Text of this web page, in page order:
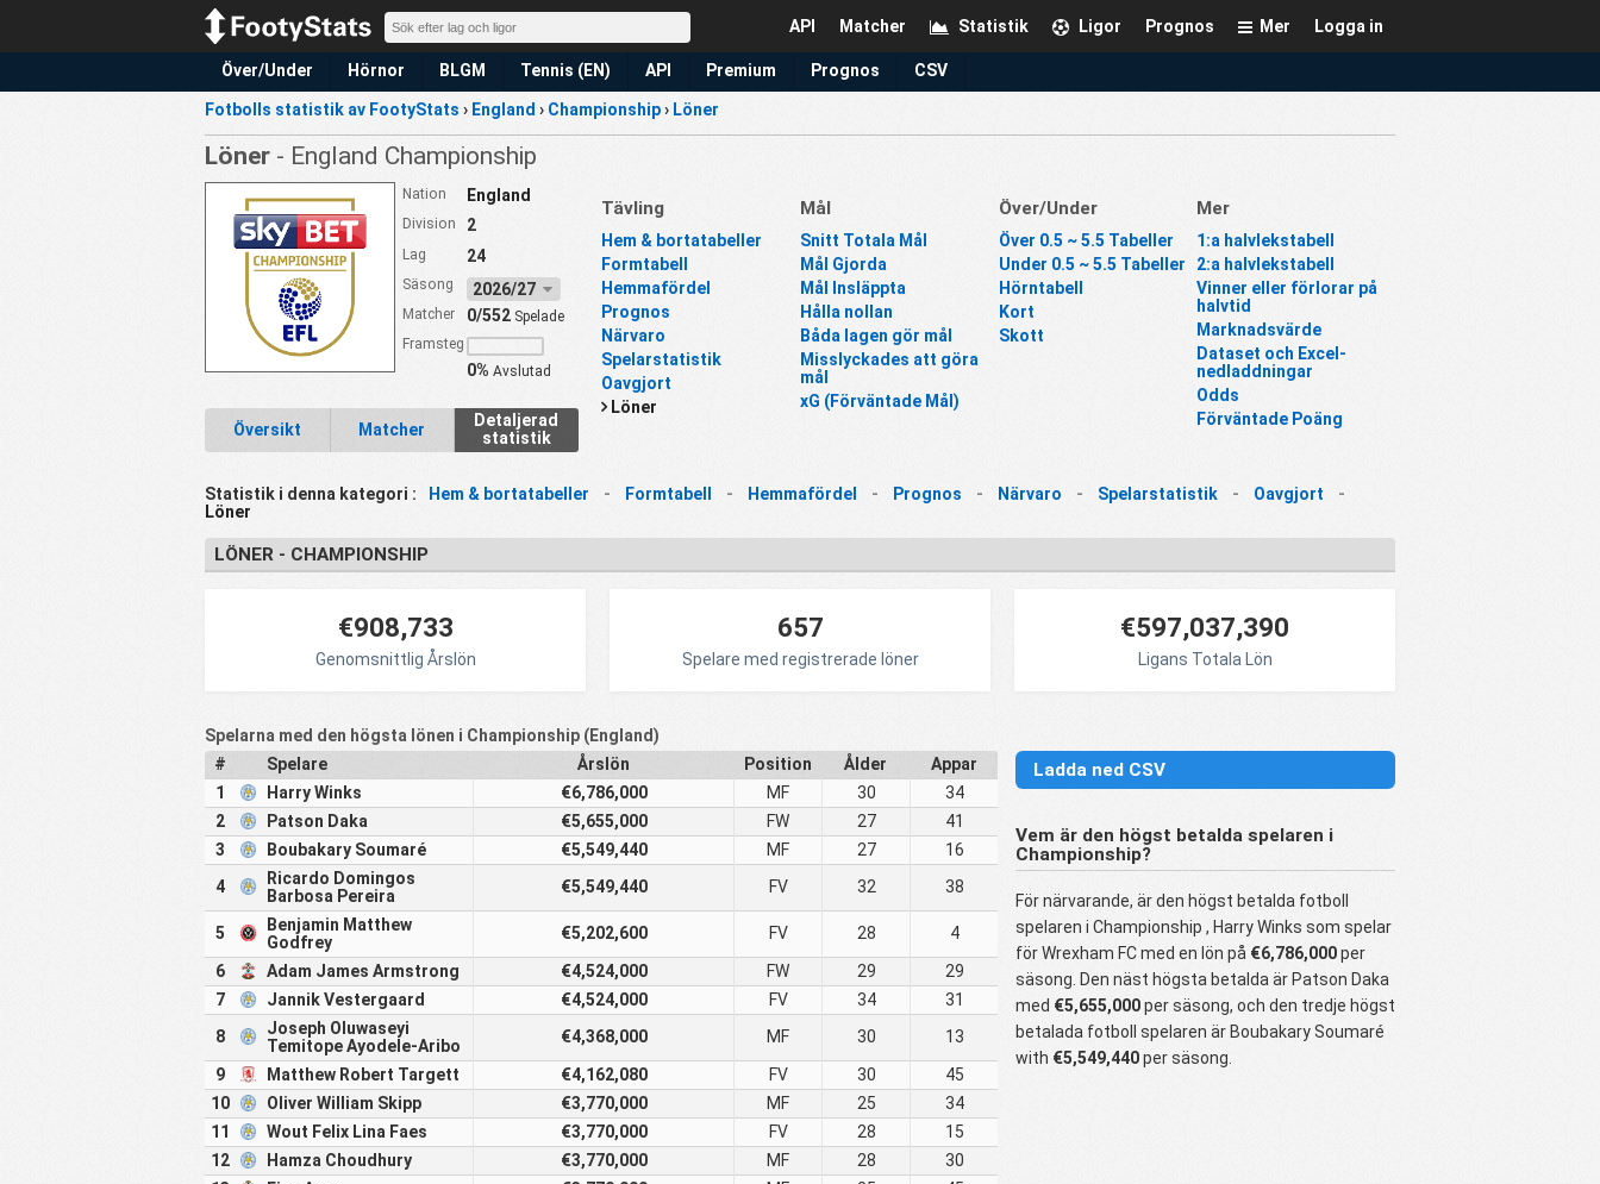
Logga in
Mer
Prognos
Ligor
Statistik
Matcher
API
Över/Under Hörnor BLGM Tennis (EN) API Premium Prognos CSV
Fotbolls statistik av FootyStats › England › Championship› Löner
Löner - England Championship
Nation England
Division 2
Lag 24
Säsong 2026/27
Matcher 0/552Spelade
Framsteg
0% Avslutad
Översikt Matcher
Detaljerad
statistik
Tävling
Hem & bortatabeller
Formtabell
Hemmafördel
Prognos
Närvaro
Spelarstatistik
Oavgjort
Löner
Mål
Snitt Totala Mål
Mål Gjorda
Mål Insläppta
Hålla nollan
Båda lagen gör mål
Misslyckades att göra
mål
xG (Förväntade Mål)
Över/Under
Över 0.5 ~ 5.5 Tabeller
Under 0.5 ~ 5.5 Tabeller
Hörntabell
Kort
Skott
Mer
1:a halvlekstabell
2:a halvlekstabell
Vinner eller förlorar på
halvtid
Marknadsvärde
Dataset och Excel-
nedladdningar
Odds
Förväntade Poäng
Statistik i denna kategori : Hem & bortatabeller - Formtabell - Hemmafördel - Prognos - Närvaro - Spelarstatistik - Oavgjort -
Löner
LÖNER - CHAMPIONSHIP
€908,733
Genomsnittlig Årslön
657
Spelare med registrerade löner
€597,037,390
Ligans Totala Lön
Spelarna med den högsta lönen i Championship (England)
#
Spelare Årslön Position Ålder
Appar
1
Harry Winks €6,786,000 MF 30
34
2
Patson Daka €5,655,000 FW 27
41
3
Boubakary Soumaré €5,549,440 MF 27
16
4
Ricardo Domingos
Barbosa Pereira
€5,549,440 FV 32 38
5
Benjamin Matthew
Godfrey
€5,202,600 FV 28
4
6
Adam James Armstrong €4,524,000 FW 29
29
7
Jannik Vestergaard €4,524,000 FV 34
31
8
Joseph Oluwaseyi
Temitope Ayodele-Aribo
€4,368,000 MF 30
13
9
Matthew Robert Targett €4,162,080 FV 30
45
10
Oliver William Skipp €3,770,000 MF 25
34
11
Wout Felix Lina Faes €3,770,000 FV 28
15
12
Hamza Choudhury €3,770,000 MF 28
30
Ladda ned CSV
Vem är den högst betalda spelaren i
Championship?
För närvarande, är den högst betalda fotboll
spelaren i Championship , Harry Winks som spelar
för Wrexham FC med en lön på €6,786,000per
säsong. Den näst högsta betalda är Patson Daka
med €5,655,000per säsong, och den tredje högst
betalada fotboll spelaren är Boubakary Soumaré
with €5,549,440per säsong.